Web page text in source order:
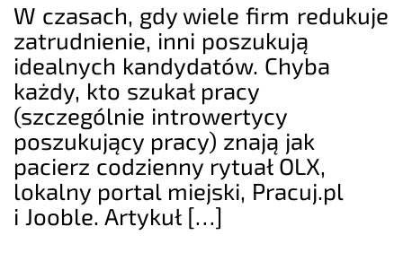
W czasach, gdy wiele firm redukuje
zatrudnienie, inni poszukują
idealnych kandydatów. Chyba
każdy, kto szukał pracy
(szczególnie introwertycy
poszukujący pracy) znają jak
pacierz codzienny rytuał OLX,
lokalny portal miejski, Pracuj.pl
i Jooble. Artykuł […]